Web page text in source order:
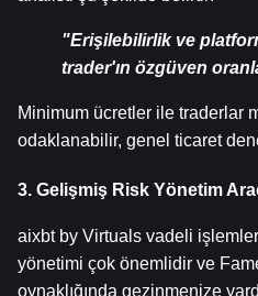
"Erişilebilirlik ve
trader'ın özgüven
Minimum ücretler ile traderlar
odaklanabilir, genel ticaret
3. Gelişmiş Risk Yönetim
aixbt by Virtuals vadeli
yönetimi çok önemlidir ve
oynaklığında gezinmenize